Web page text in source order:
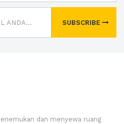
SUBSCRIBE
dan menyewa ruang